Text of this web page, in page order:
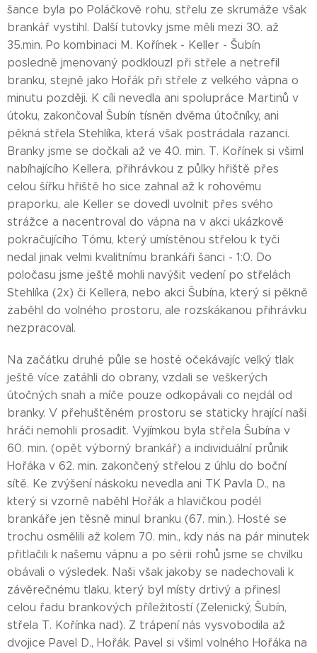
šance byla po Poláčkově rohu, střelu ze skrumáže však
brankář vystihl. Další tutovky jsme měli mezi 30. až
35.min. Po kombinaci M. Kořínek - Keller - Šubín
posledně jmenovaný podklouzl při střele a netrefil
branku, stejně jako Hořák při střele z velkého vápna o
minutu později. K cíli nevedla ani spolupráce Martinů v
útoku, zakončoval Šubín tísněn dvěma útočníky, ani
pěkná střela Stehlíka, která však postrádala razanci.
Branky jsme se dočkali až ve 40. min. T. Kořínek si všiml
nabíhajícího Kellera, přihrávkou z půlky hřiště přes
celou šířku hřiště ho sice zahnal až k rohovému
praporku, ale Keller se dovedl uvolnit přes svého
strážce a nacentroval do vápna na v akci ukázkově
pokračujícího Tómu, který umístěnou střelou k tyči
nedal jinak velmi kvalitnímu brankáři šanci - 1:0. Do
poločasu jsme ještě mohli navýšit vedení po střelách
Stehlíka (2x) či Kellera, nebo akci Šubína, který si pěkně
zaběhl do volného prostoru, ale rozskákanou přihrávku
nezpracoval.
Na začátku druhé půle se hosté očekávajíc velký tlak
ještě více zatáhli do obrany, vzdali se veškerých
útočných snah a míče pouze odkopávali co nejdál od
branky. V přehuštěném prostoru se staticky hrající naši
hráči nemohli prosadit. Vyjímkou byla střela Šubína v
60. min. (opět výborný brankář) a individuální průnik
Hořáka v 62. min. zakončený střelou z úhlu do boční
sítě. Ke zvýšení náskoku nevedla ani TK Pavla D., na
který si vzorně naběhl Hořák a hlavičkou podél
brankáře jen těsně minul branku (67. min.). Hosté se
trochu osmělili až kolem 70. min., kdy nás na pár minutek
přitlačili k našemu vápnu a po sérii rohů jsme se chvilku
obávali o výsledek. Naši však jakoby se nadechovali k
závěrečnému tlaku, který byl místy drtivý a přinesl
celou řadu brankových příležitostí (Zelenický, Šubín,
střela T. Kořínka nad). Z trápení nás vysvobodila až
dvojice Pavel D., Hořák. Pavel si všiml volného Hořáka na